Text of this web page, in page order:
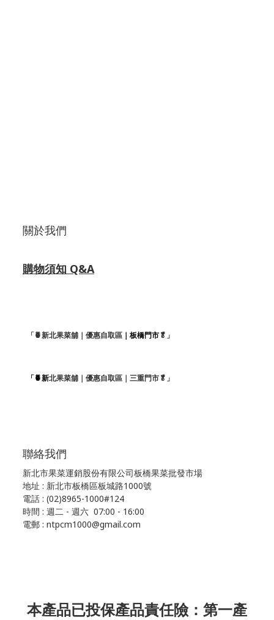
關於我們
購物須知 Q&A
「🍍新北果菜舖｜優惠自取區 ｜板橋門市🥬」
「🍍新北果菜舖｜優惠自取區｜三重門市🥬」
聯絡我們
新北市果菜運銷股份有限公司板橋果菜批發市場
地址 : 新北市板橋區板城路1000號
電話 : (02)8965-1000#124
時間 : 週二 - 週六 07:00 - 16:00
電郵 : ntpcm1000@gmail.com
本產品已投保產品責任險：第一產